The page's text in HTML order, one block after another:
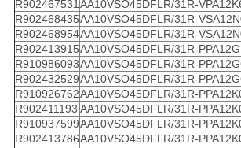
R902467531AA10VSO45DFLR/31R-
R902468435AA10VSO45DFLR/31R-
R902468954AA10VSO45DFLR/31R-
R902413915AA10VSO45DFLR/31R-
R910986093AA10VSO45DFLR/31R-
R902432529AA10VSO45DFLR/31R-
R910926762AA10VSO45DFLR/31R-
R902411193 AA10VSO45DFLR/31R-
R910937599AA10VSO45DFLR/31R-
R902413786AA10VSO45DFLR/31R-